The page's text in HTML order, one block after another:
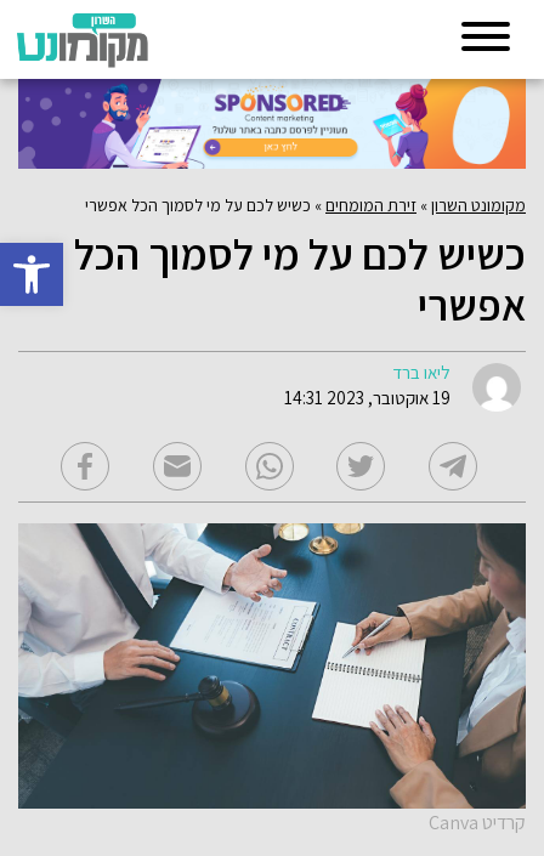
פתח
מקומונט השרון» זירת המומחים» כשיש לכם על מי לסמוך הכל אפשרי
כשיש לכם על מי לסמוך הכל
אפשרי
ליאו ברד
19 אוקטובר, 2023 14:31
קרדיט Canva